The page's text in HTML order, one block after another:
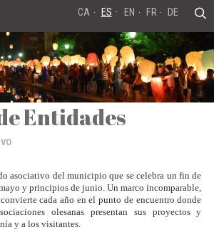
CA ES EN FR DE
Entidades
asociativo del municipio que se celebra un fin de
y principios de junio. Un marco incomparable,
cada año en el punto de encuentro donde
olesanas presentan sus proyectos y
y a los visitantes.